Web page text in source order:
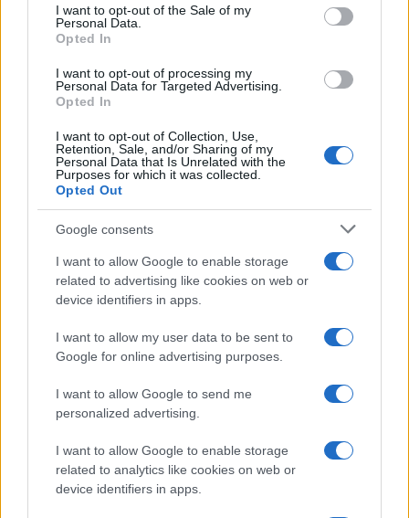
consent section.
I want to opt-out of the Sale of my
Personal Data.
Opted In
I want to opt-out of processing my
Personal Data for Targeted Advertising.
Opted In
I want to opt-out of Collection, Use,
Retention, Sale, and/or Sharing of my
Personal Data that Is Unrelated with the
Purposes for which it was collected.
Opted Out
Google consents
I want to allow Google to enable storage
related to advertising like cookies on web or
device identifiers in apps.
I want to allow my user data to be sent to
Google for online advertising purposes.
I want to allow Google to send me
personalized advertising.
I want to allow Google to enable storage
related to analytics like cookies on web or
device identifiers in apps.
collaborativo e integrato sarà possibile raggiungere
gli obiettivi di sostenibilità a lungo termine e
garantire un futuro prospero per le generazioni a
venire.
AUTORE
Staff